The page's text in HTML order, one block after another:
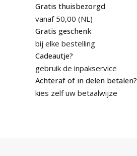
Gratis thuisbezorgd
vanaf 50,00 (NL)
Gratis geschenk
bij elke bestelling
Cadeautje?
gebruik de inpakservice
Achteraf of in delen betalen?
kies zelf uw betaalwijze